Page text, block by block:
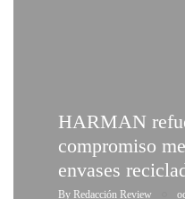
HARMAN
compromiso
envases
By Redacción Review